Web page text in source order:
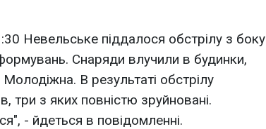
Невельське піддалося обстрілу з боку
Снаряди влучили в будинки,
В результаті обстрілу
три з яких повністю зруйновані.
- йдеться в повідомленні.